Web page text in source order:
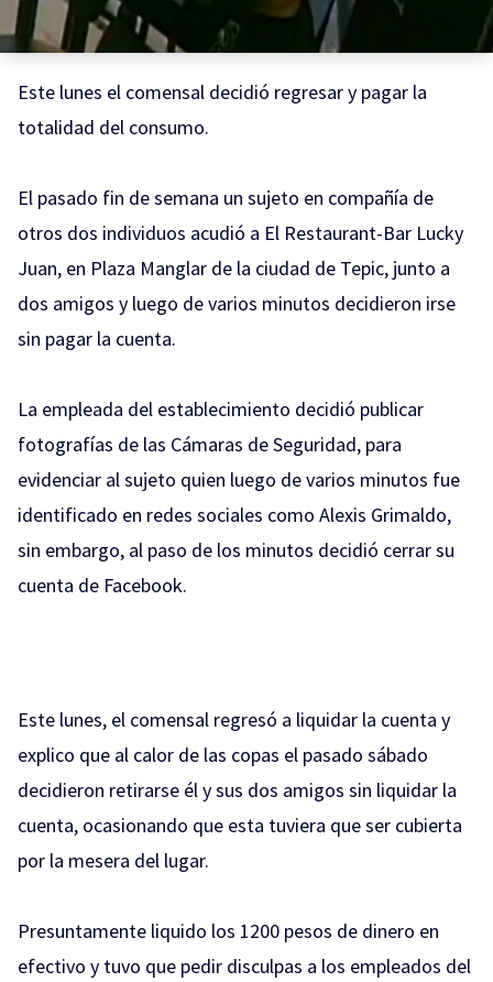
Este lunes el comensal decidió regresar y pagar la
totalidad del consumo.
El pasado fin de semana un sujeto en compañía de
otros dos individuos acudió a El Restaurant-Bar Lucky
Juan, en Plaza Manglar de la ciudad de Tepic, junto a
dos amigos y luego de varios minutos decidieron irse
sin pagar la cuenta.
La empleada del establecimiento decidió publicar
fotografías de las Cámaras de Seguridad, para
evidenciar al sujeto quien luego de varios minutos fue
identificado en redes sociales como Alexis Grimaldo,
sin embargo, al paso de los minutos decidió cerrar su
cuenta de Facebook.
Este lunes, el comensal regresó a liquidar la cuenta y
explico que al calor de las copas el pasado sábado
decidieron retirarse él y sus dos amigos sin liquidar la
cuenta, ocasionando que esta tuviera que ser cubierta
por la mesera del lugar.
Presuntamente liquido los 1200 pesos de dinero en
efectivo y tuvo que pedir disculpas a los empleados del